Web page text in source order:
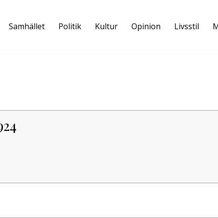
Samhället Politik Kultur Opinion Livsstil